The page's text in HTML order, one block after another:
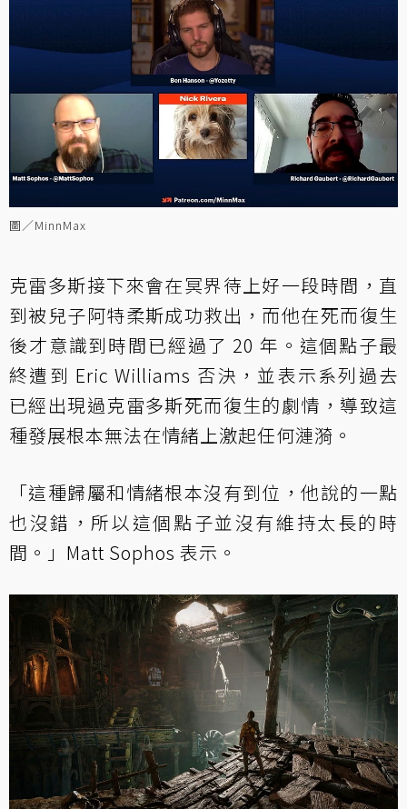
圖／MinnMax
克雷多斯接下來會在冥界待上好一段時間，直
到被兒子阿特柔斯成功救出，而他在死而復生
後才意識到時間已經過了 20 年。這個點子最
終遭到 Eric Williams 否決，並表示系列過去
已經出現過克雷多斯死而復生的劇情，導致這
種發展根本無法在情緒上激起任何漣漪。
「這種歸屬和情緒根本沒有到位，他說的一點
也沒錯，所以這個點子並沒有維持太長的時
間。」Matt Sophos 表示。